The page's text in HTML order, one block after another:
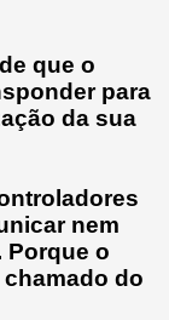
que o
para
da sua
nem
Porque o
do